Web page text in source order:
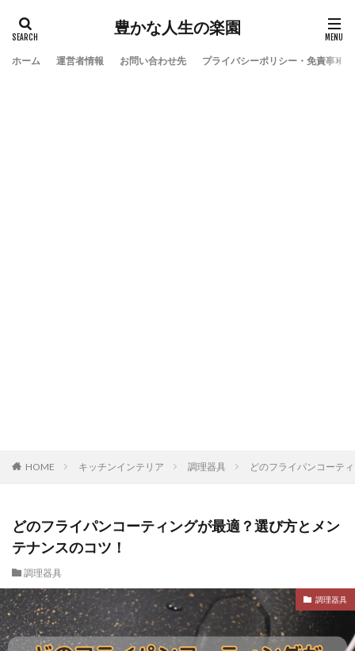
豊かな人生の楽園
ホーム 運営者情報 お問い合わせ先 プライバシーポリシー・免責事項
HOME キッチンインテリア 調理器具 どのフライパンコーテ
どのフライパンコーティングが最適？選び方とメン
テナンスのコツ！
調理器具
調理器具
検索